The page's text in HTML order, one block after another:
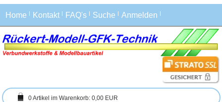
Home Kontakt FAQ's Suche Anmelden
0Artikel im Warenkorb: 0,00 EUR